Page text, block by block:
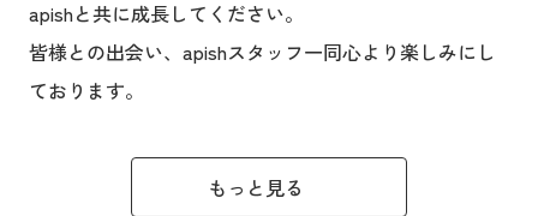
apishと共に成長してください。
皆様との出会い、apishスタッフ一同心より楽しみにし
ております。
もっと見る